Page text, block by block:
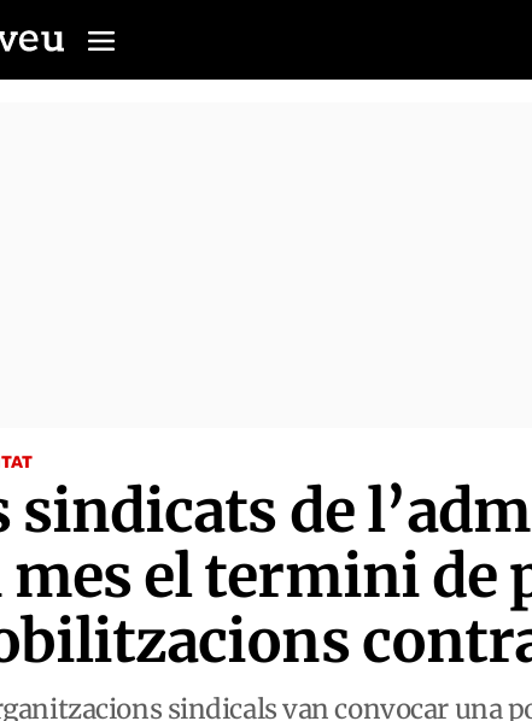
sindicats de
el termini de
sindicals van convocar una